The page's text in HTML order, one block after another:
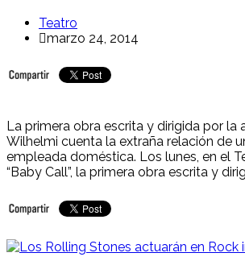
Teatro
marzo 24, 2014
La primera obra escrita y dirigida por la
Wilhelmi cuenta la extraña relación de
empleada doméstica. Los lunes, en el
“Baby Call”, la primera obra escrita y